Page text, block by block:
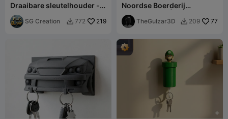
Draaibare sleutelhouder -
met prijskaartje (voor
snelle opslag)
SG Creation  772 219
Noordse Boerderij
Muurhaakrek | 2
Montagetypen | 5 Haken
TheGulzar3D  209 77